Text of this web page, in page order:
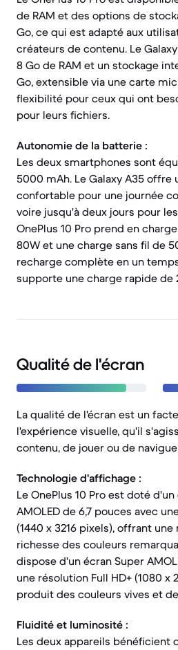
de RAM et des options de
Go, ce qui est adapté aux
créateurs de contenu. Le
8 Go de RAM et un stockage
Go, extensible via une carte
flexibilité pour ceux qui ont
pour leurs fichiers.
Autonomie de la batterie :
Les deux smartphones sont
5000 mAh. Le Galaxy A35 offre
confortable pour une journée
voire jusqu'à deux jours pour
OnePlus 10 Pro prend en
80W et une charge sans fil de
recharge complète en un
supporte une charge rapide de
Qualité de l'écran
La qualité de l'écran est un
l'expérience visuelle, qu'il
contenu, de jouer ou de
Technologie d'affichage :
Le OnePlus 10 Pro est doté d'un
AMOLED de 6,7 pouces avec
(1440 x 3216 pixels), offrant
richesse des couleurs
dispose d'un écran Super
une résolution Full HD+ (1080 x
produit des couleurs vives et
Fluidité et luminosité :
Les deux appareils bénéficient